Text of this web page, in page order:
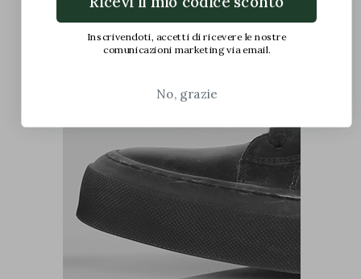
Il piede è compresso nella scarpa e causa
Inscrivendoti, accetti di ricevere le nostre
comunicazioni marketing via email.
No, grazie